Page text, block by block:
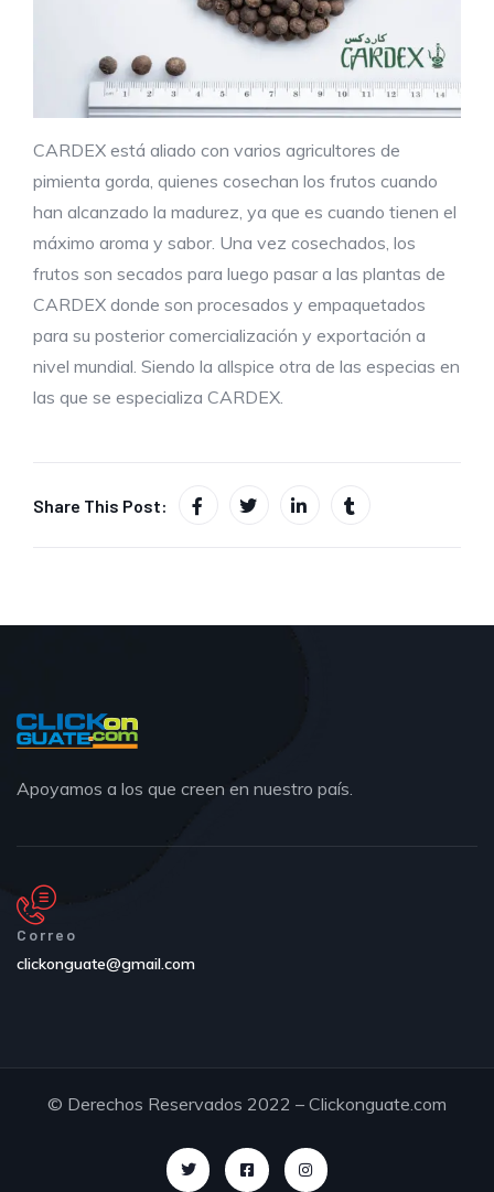
CARDEX está aliado con varios agricultores de
pimienta gorda, quienes cosechan los frutos cuando
han alcanzado la madurez, ya que es cuando tienen el
máximo aroma y sabor. Una vez cosechados, los
frutos son secados para luego pasar a las plantas de
CARDEX donde son procesados y empaquetados
para su posterior comercialización y exportación a
nivel mundial. Siendo la allspice otra de las especias en
las que se especializa CARDEX.
Share This Post:
Apoyamos a los que creen en nuestro país.
Correo
clickonguate@gmail.com
© Derechos Reservados 2022 – Clickonguate.com